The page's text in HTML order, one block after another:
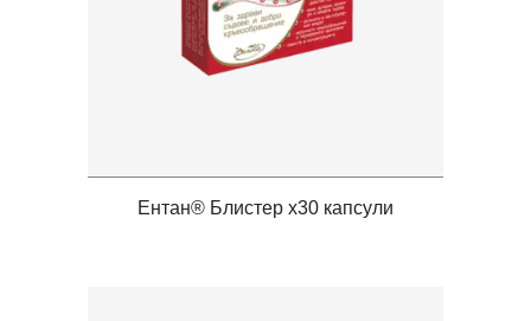
Ентан® Блистер x30 капсули